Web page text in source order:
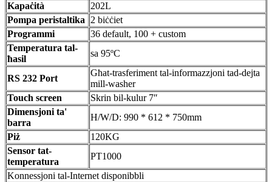
Kapaċità
202L
Pompa peristaltika
2 biċċiet
Programmi
36 default, 100 + custom
Temperatura tal-
ħasil
sa 95ºC
RS 232 Port
Għat-trasferiment tal-informazzjoni tad-dejta
mill-washer
Touch screen
Skrin bil-kulur 7″
Dimensjoni ta'
barra
H/W/D: 990 * 612 * 750mm
Piż
120KG
Sensor tat-
temperatura
PT1000
Konnessjoni tal-Internet disponibbli